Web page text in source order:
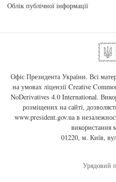
Облік публічної інформації
Офіс Президента України. Всі
на умовах ліцензії Creative
NoDerivatives 4.0 International.
розміщених на сайті,
www.president.gov.uaв
використання
01220, м. Київ,
Урядовий